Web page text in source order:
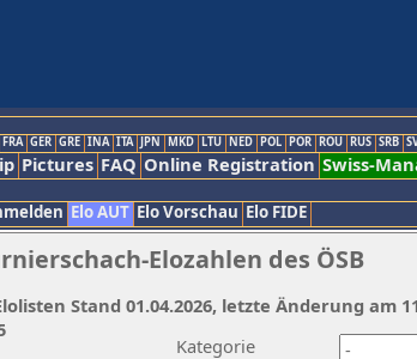
FRA GER GRE INA ITA JPN MKD LTU NED POL POR ROU RUS SRB
Pictures FAQ Online Registration Swiss-
Elo AUT Elo Vorschau Elo FIDE
Elozahlen des ÖSB
Kategorie
Stand 01.04.2026, letzte Änderung am